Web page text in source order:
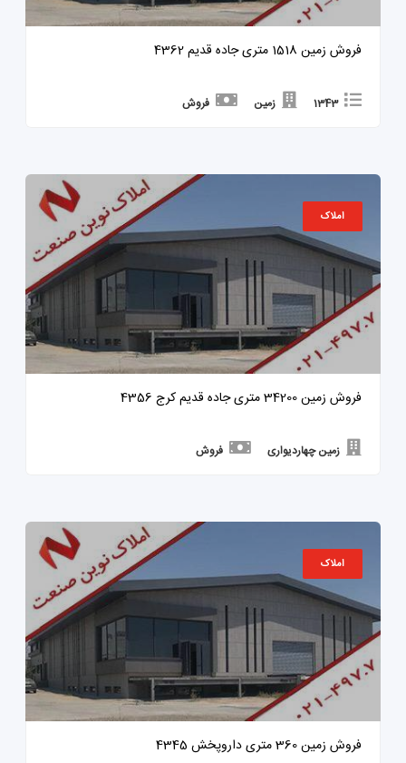
فروش زمین 1518 متری جاده قدیم 4362
1343 زمین فروش
املاک
فروش زمین 34200 متری جاده قدیم کرج 4356
زمین چهاردیواری فروش
املاک
فروش زمین 360 متری داروپخش 4345